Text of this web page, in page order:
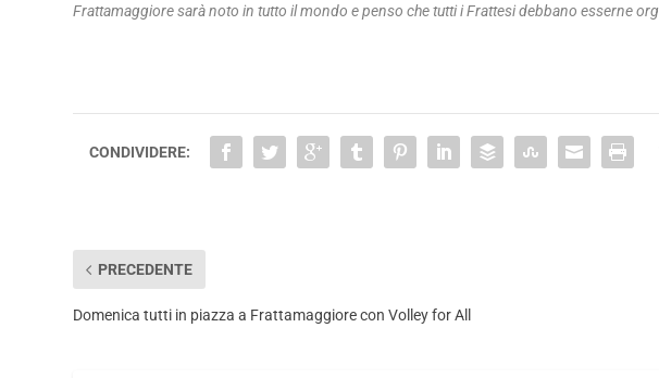
Frattamaggiore sarà noto in tutto il mondo e penso che tutti i Frattesi debbano esserne
CONDIVIDERE:
PRECEDENTE
Domenica tutti in piazza a Frattamaggiore con Volley for All